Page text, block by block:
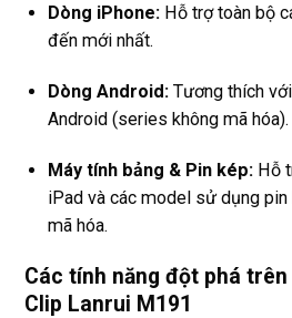
Dòng iPhone: Hỗ trợ toàn bộ
đến mới nhất.
Dòng Android: Tương thích
Android (series không mã hóa).
Máy tính bảng & Pin kép: Hỗ
iPad và các model sử dụng
mã hóa.
Các tính năng đột phá
Clip Lanrui M191